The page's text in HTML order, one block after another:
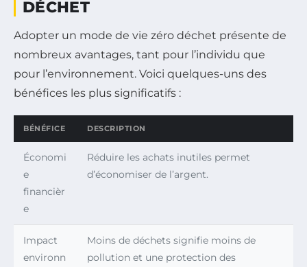
DÉCHET
Adopter un mode de vie zéro déchet présente de
nombreux avantages, tant pour l’individu que
pour l’environnement. Voici quelques-uns des
bénéfices les plus significatifs :
BÉNÉFICE DESCRIPTION
Économi
e
financièr
e
Réduire les achats inutiles permet
d’économiser de l’argent.
Impact
environn
Moins de déchets signifie moins de
pollution et une protection des